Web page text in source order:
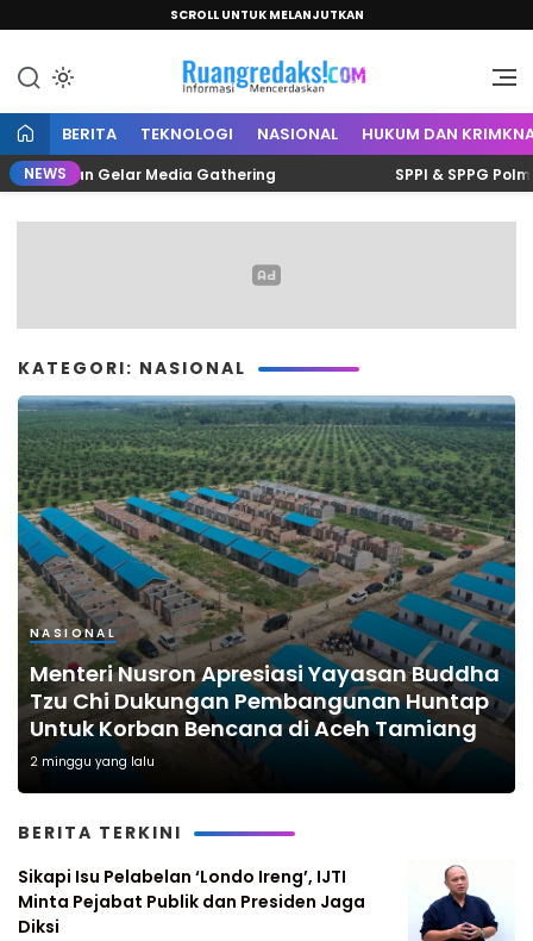
SCROLL UNTUK MELANJUTKAN
Ruang Redaksi
Informasi Mencerdaskan
BERITA TEKNOLOGI NASIONAL HUKUM DAN
NEWSGelar Media Gathering SPPI & SPPG
KATEGORI: NASIONAL
NASIONAL
Menteri Nusron Apresiasi Yayasan Buddha
Tzu Chi Dukungan Pembangunan Huntap
Untuk Korban Bencana di Aceh Tamiang
2 minggu yang lalu
BERITA TERKINI
Sikapi Isu Pelabelan ‘Londo Ireng’, IJTI
Minta Pejabat Publik dan Presiden Jaga
Diksi